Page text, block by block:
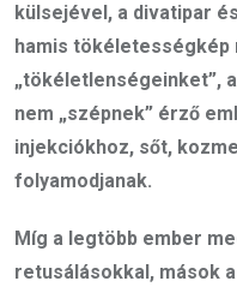
külsejével, a divatipar
hamis
„tökéletlenségeinket”,
nem „szépnek” érző
injekciókhoz, sőt,
folyamodjanak.
Míg a legtöbb ember
retusálásokkal, mások